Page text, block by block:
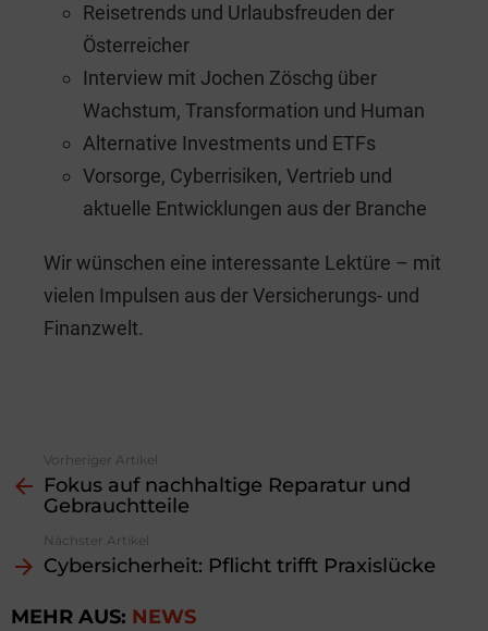
Reisetrends und Urlaubsfreuden der
Österreicher
Interview mit Jochen Zöschg über
Wachstum, Transformation und Human
Alternative Investments und ETFs
Vorsorge, Cyberrisiken, Vertrieb und
aktuelle Entwicklungen aus der Branche
Wir wünschen eine interessante Lektüre – mit
vielen Impulsen aus der Versicherungs- und
Finanzwelt.
more
Vorheriger Artikel
Fokus auf nachhaltige Reparatur und
Gebrauchtteile
Nächster Artikel
Cybersicherheit: Pflicht trifft Praxislücke
MEHR AUS: NEWS